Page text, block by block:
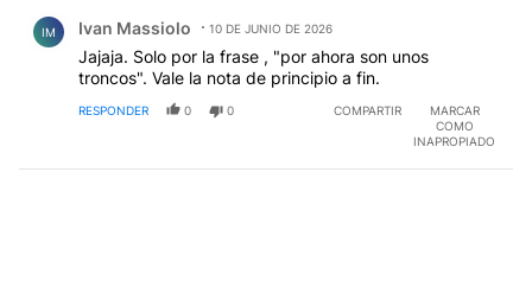
IM Ivan Massiolo 10 DE JUNIO DE 2026
Jajaja. Solo por la frase , "por ahora son unos
troncos". Vale la nota de principio a fin.
RESPONDER 0 0 COMPARTIR
MARCAR
COMO
INAPROPIADO